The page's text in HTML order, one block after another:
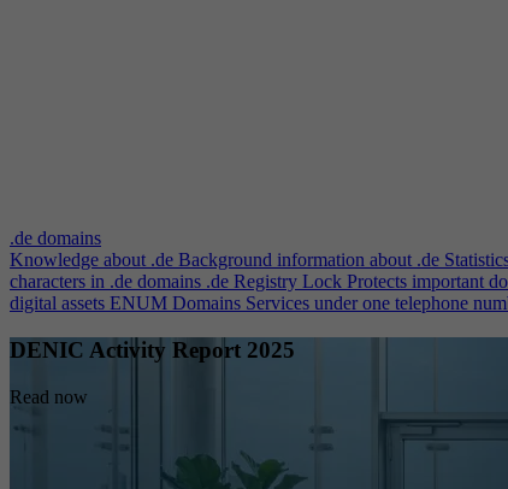
.de domains
Knowledge about .de Background information about .de
characters in .de domains .de Registry Lock Protects important
digital assets ENUM Domains Services under one telephone
DENIC Activity Report 2025
Read now